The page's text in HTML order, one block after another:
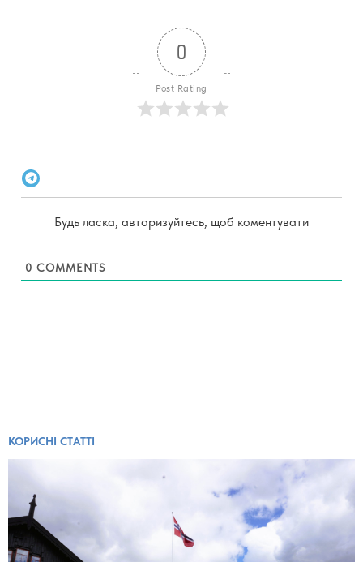
0
Post Rating
Будь ласка, авторизуйтесь, щоб коментувати
0 COMMENTS
КОРИСНІ СТАТТІ